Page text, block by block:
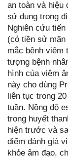
an toàn và hiệu
sử dụng trong
Nghiên cứu
(có tiền sử
mắc bệnh viêm
tượng bệnh
hình của viêm
này cho dùng
liên tục trong
tuần. Nồng độ
trong huyết
hiện trước và
điểm đánh giá
khỏe âm đạo,